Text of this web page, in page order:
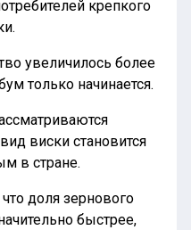
крепкого
увеличилось более
только начинается.
виски становится
в стране.
доля зернового
быстрее,